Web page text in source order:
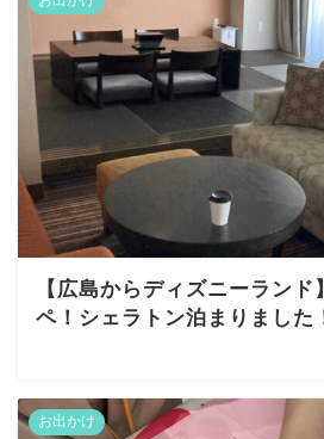
【広島からディズニーランド
ペ！シェラトン泊まりました
お出かけ